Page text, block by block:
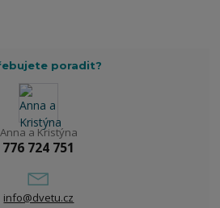
poradit?
Anna a Kristýna
776 724 751
info@dvetu.cz